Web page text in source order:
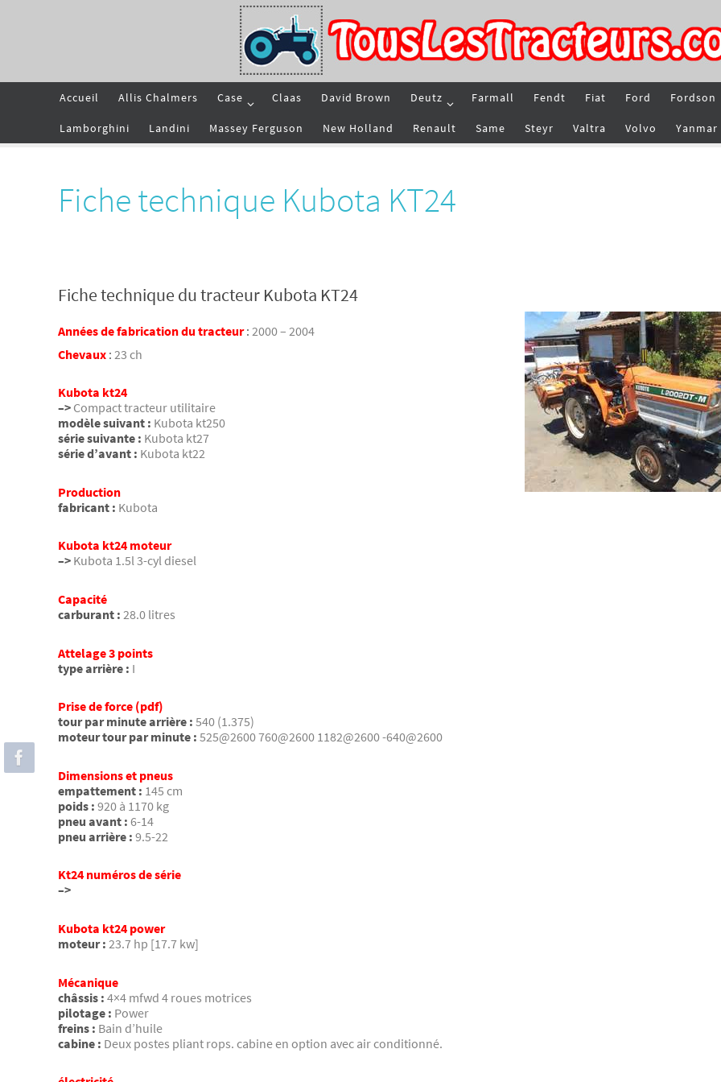
Accueil Allis Chalmers Case Claas David Brown Deutz Farmall Fendt Fiat Ford Fordson
Lamborghini Landini Massey Ferguson New Holland Renault Same Steyr Valtra Volvo Yanmar
Fiche technique Kubota KT24
Fiche technique du tracteur Kubota KT24
Années de fabrication du tracteur: 2000 – 2004
Chevaux : 23 ch
Kubota kt24
–> Compact tracteur utilitaire
modèle suivant : Kubota kt250
série suivante : Kubota kt27
série d’avant : Kubota kt22
Production
fabricant : Kubota
Kubota kt24 moteur
–> Kubota 1.5l 3-cyl diesel
Capacité
carburant : 28.0 litres
Attelage 3 points
type arrière : I
Prise de force (pdf)
tour par minute arrière : 540 (1.375)
moteur tour par minute : 525@2600 760@2600 1182@2600 -640@2600
Dimensions et pneus
empattement : 145 cm
poids : 920 à 1170 kg
pneu avant : 6-14
pneu arrière : 9.5-22
Kt24 numéros de série
–>
Kubota kt24 power
moteur : 23.7 hp [17.7 kw]
Mécanique
châssis : 4×4 mfwd 4 roues motrices
pilotage : Power
freins : Bain d’huile
cabine : Deux postes pliant rops. cabine en option avec air conditionné.